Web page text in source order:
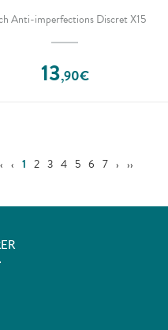
Anti-imperfections Discret X15
13,90€
‹ 1 2 3 4 5 6 7 › ››